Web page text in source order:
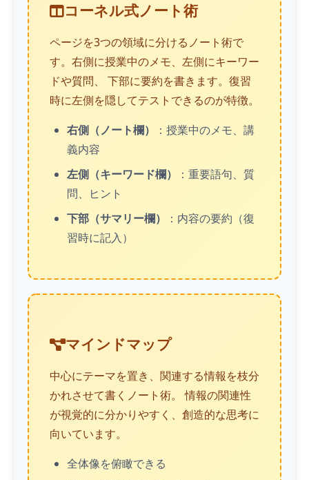
コーネル式ノート術
ページを3つの領域に分けるノート術で
す。右側に授業中のメモ、左側にキーワー
ドや質問、 下部に要約を書きます。復習
時に左側を隠してテストできるのが特徴。
右側（ノート欄）
：授業中のメモ、講
義内容
左側（キーワード欄）
：重要語句、質
問、ヒント
下部（サマリー欄）
：内容の要約（復
習時に記入）
マインドマップ
中心にテーマを置き、関連する情報を枝分
かれさせて書くノート術。 情報の関連性
が視覚的に分かりやすく、創造的な思考に
向いています。
全体像を俯瞰できる